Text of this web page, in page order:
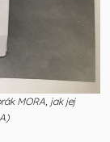
MORA, jak jej